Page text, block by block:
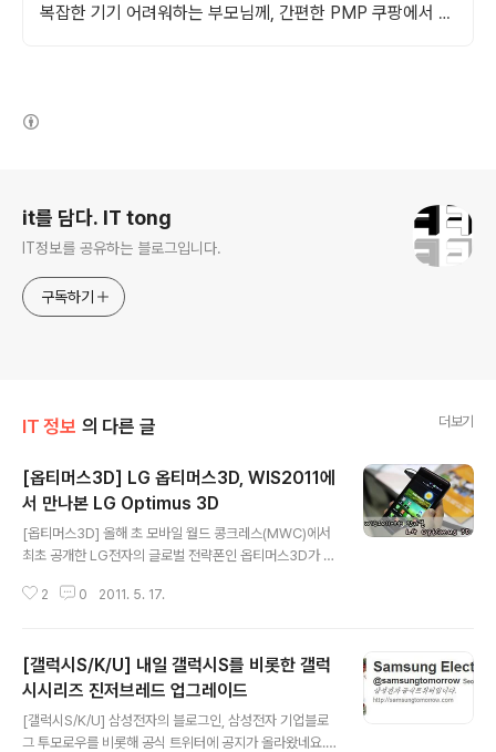
복잡한 기기 어려워하는 부모님께, 간편한 PMP 쿠팡에서 골
it를 담다. IT tong
IT정보를 공유하는 블로그입니다.
구독하기
IT 정보 의 다른 글 더보기
[옵티머스3D] LG 옵티머스3D, WIS2011에
서 만나본 LG Optimus 3D
[옵티머스3D] 올해 초 모바일 월드 콩크레스(MWC)에서
최초 공개한 LG전자의 글로벌 전략폰인 옵티머스3D가 드
가장 이슈가 되는 부분이 OS를 탑재한 스마트기기(스마트
터 5월 14일까지 코엑스에서 열렸던 WIS 2011 행사도 이
러한 이슈의 연장이 아니었나 생각이 됩니다. 주말에 방문
해서 그럴수도 있겠지만, LG전자 부스에 사람들로 북적거
렸습니다. LG전자의 3D TV, 모니터나 옵티머스 시리즈가
2 0 2011. 5. 17.
[갤럭시S/K/U] 내일 갤럭시S를 비롯한 갤럭
시시리즈 진저브레드 업그레이드
[갤럭시S/K/U] 삼성전자의 블로그인, 삼성전자 기업블로
그 투모로우를 비롯해 공식 트위터에 공지가 올라왔네요.